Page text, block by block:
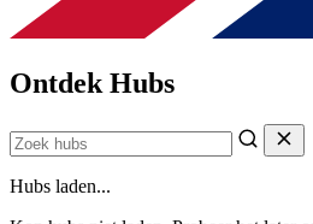
Ontdek Hubs
Hubs laden...